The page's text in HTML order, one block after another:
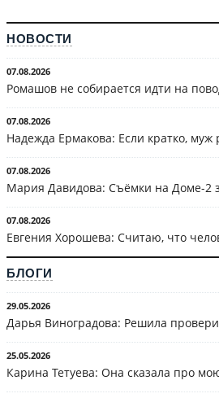
НОВОСТИ
07.08.2026
Ромашов не собирается идти на
07.08.2026
Надежда Ермакова: Если кратко, муж
07.08.2026
Мария Давидова: Съёмки на Доме-2
07.08.2026
Евгения Хорошева: Считаю, что
БЛОГИ
29.05.2026
Дарья Виноградова: Решила
25.05.2026
Карина Тетуева: Она сказала про